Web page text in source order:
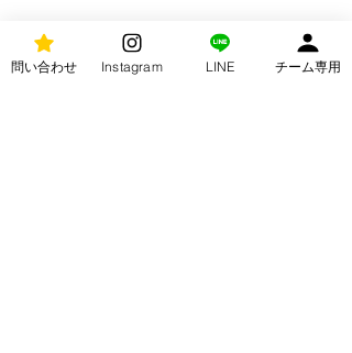
問い合わせ Instagram LINE チーム専用